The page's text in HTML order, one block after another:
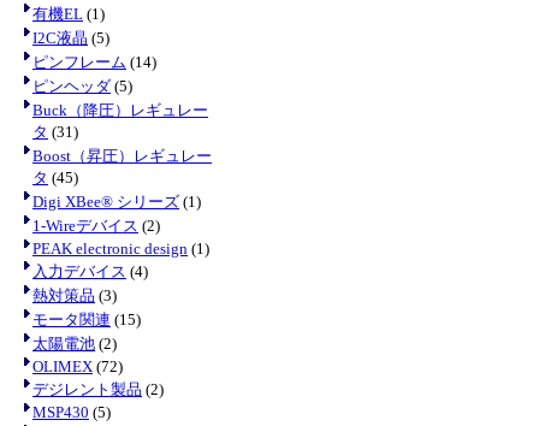
有機EL (1)
I2C液晶 (5)
ピンフレーム (14)
ピンヘッダ (5)
Buck（降圧）レギュレー
タ (31)
Boost（昇圧）レギュレー
タ (45)
Digi XBee® シリーズ (1)
1-Wireデバイス (2)
PEAK electronic design (1)
入力デバイス (4)
熱対策品 (3)
モータ関連 (15)
太陽電池 (2)
OLIMEX (72)
デジレント製品 (2)
MSP430 (5)